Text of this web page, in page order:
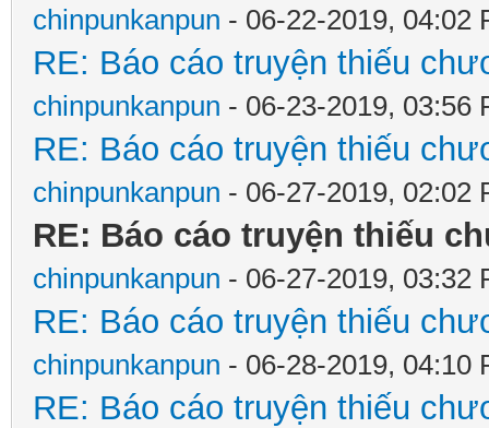
chinpunkanpun - 06-22-2019, 04:02
RE: Báo cáo truyện thiếu
chinpunkanpun - 06-23-2019, 03:56
RE: Báo cáo truyện thiếu
chinpunkanpun - 06-27-2019, 02:02
RE: Báo cáo truyện thiếu
chinpunkanpun - 06-27-2019, 03:32
RE: Báo cáo truyện thiếu
chinpunkanpun - 06-28-2019, 04:10
RE: Báo cáo truyện thiếu